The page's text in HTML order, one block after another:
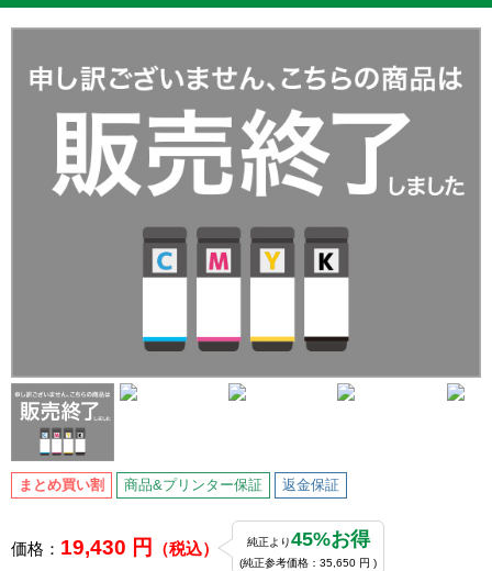
まとめ買い割 商品&プリンター保証 返金保証
価格： 19,430 円 （税込） 純正より45%お得
(純正参考価格：35,650 円 )